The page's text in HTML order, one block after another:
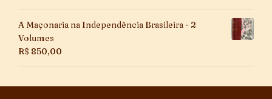
A Maçonaria na Independência Brasileira - 2
Volumes
R$ 850,00